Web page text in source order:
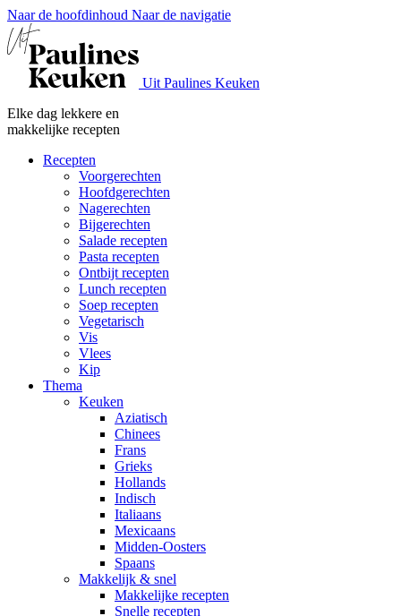
Naar de hoofdinhoud Naar de navigatie
Uit Paulines Keuken
Elke dag lekkere en
makkelijke recepten
Recepten
Voorgerechten
Hoofdgerechten
Nagerechten
Bijgerechten
Salade recepten
Pasta recepten
Ontbijt recepten
Lunch recepten
Soep recepten
Vegetarisch
Vis
Vlees
Kip
Thema
Keuken
Aziatisch
Chinees
Frans
Grieks
Hollands
Indisch
Italiaans
Mexicaans
Midden-Oosters
Spaans
Makkelijk & snel
Makkelijke recepten
Snelle recepten